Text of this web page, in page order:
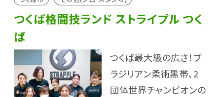
つくば格闘技ランド ストライプル つく
ば
つくば最大級の広さ！ブ
ラジリアン柔術黒帯､2
団体世界チャンピオンの